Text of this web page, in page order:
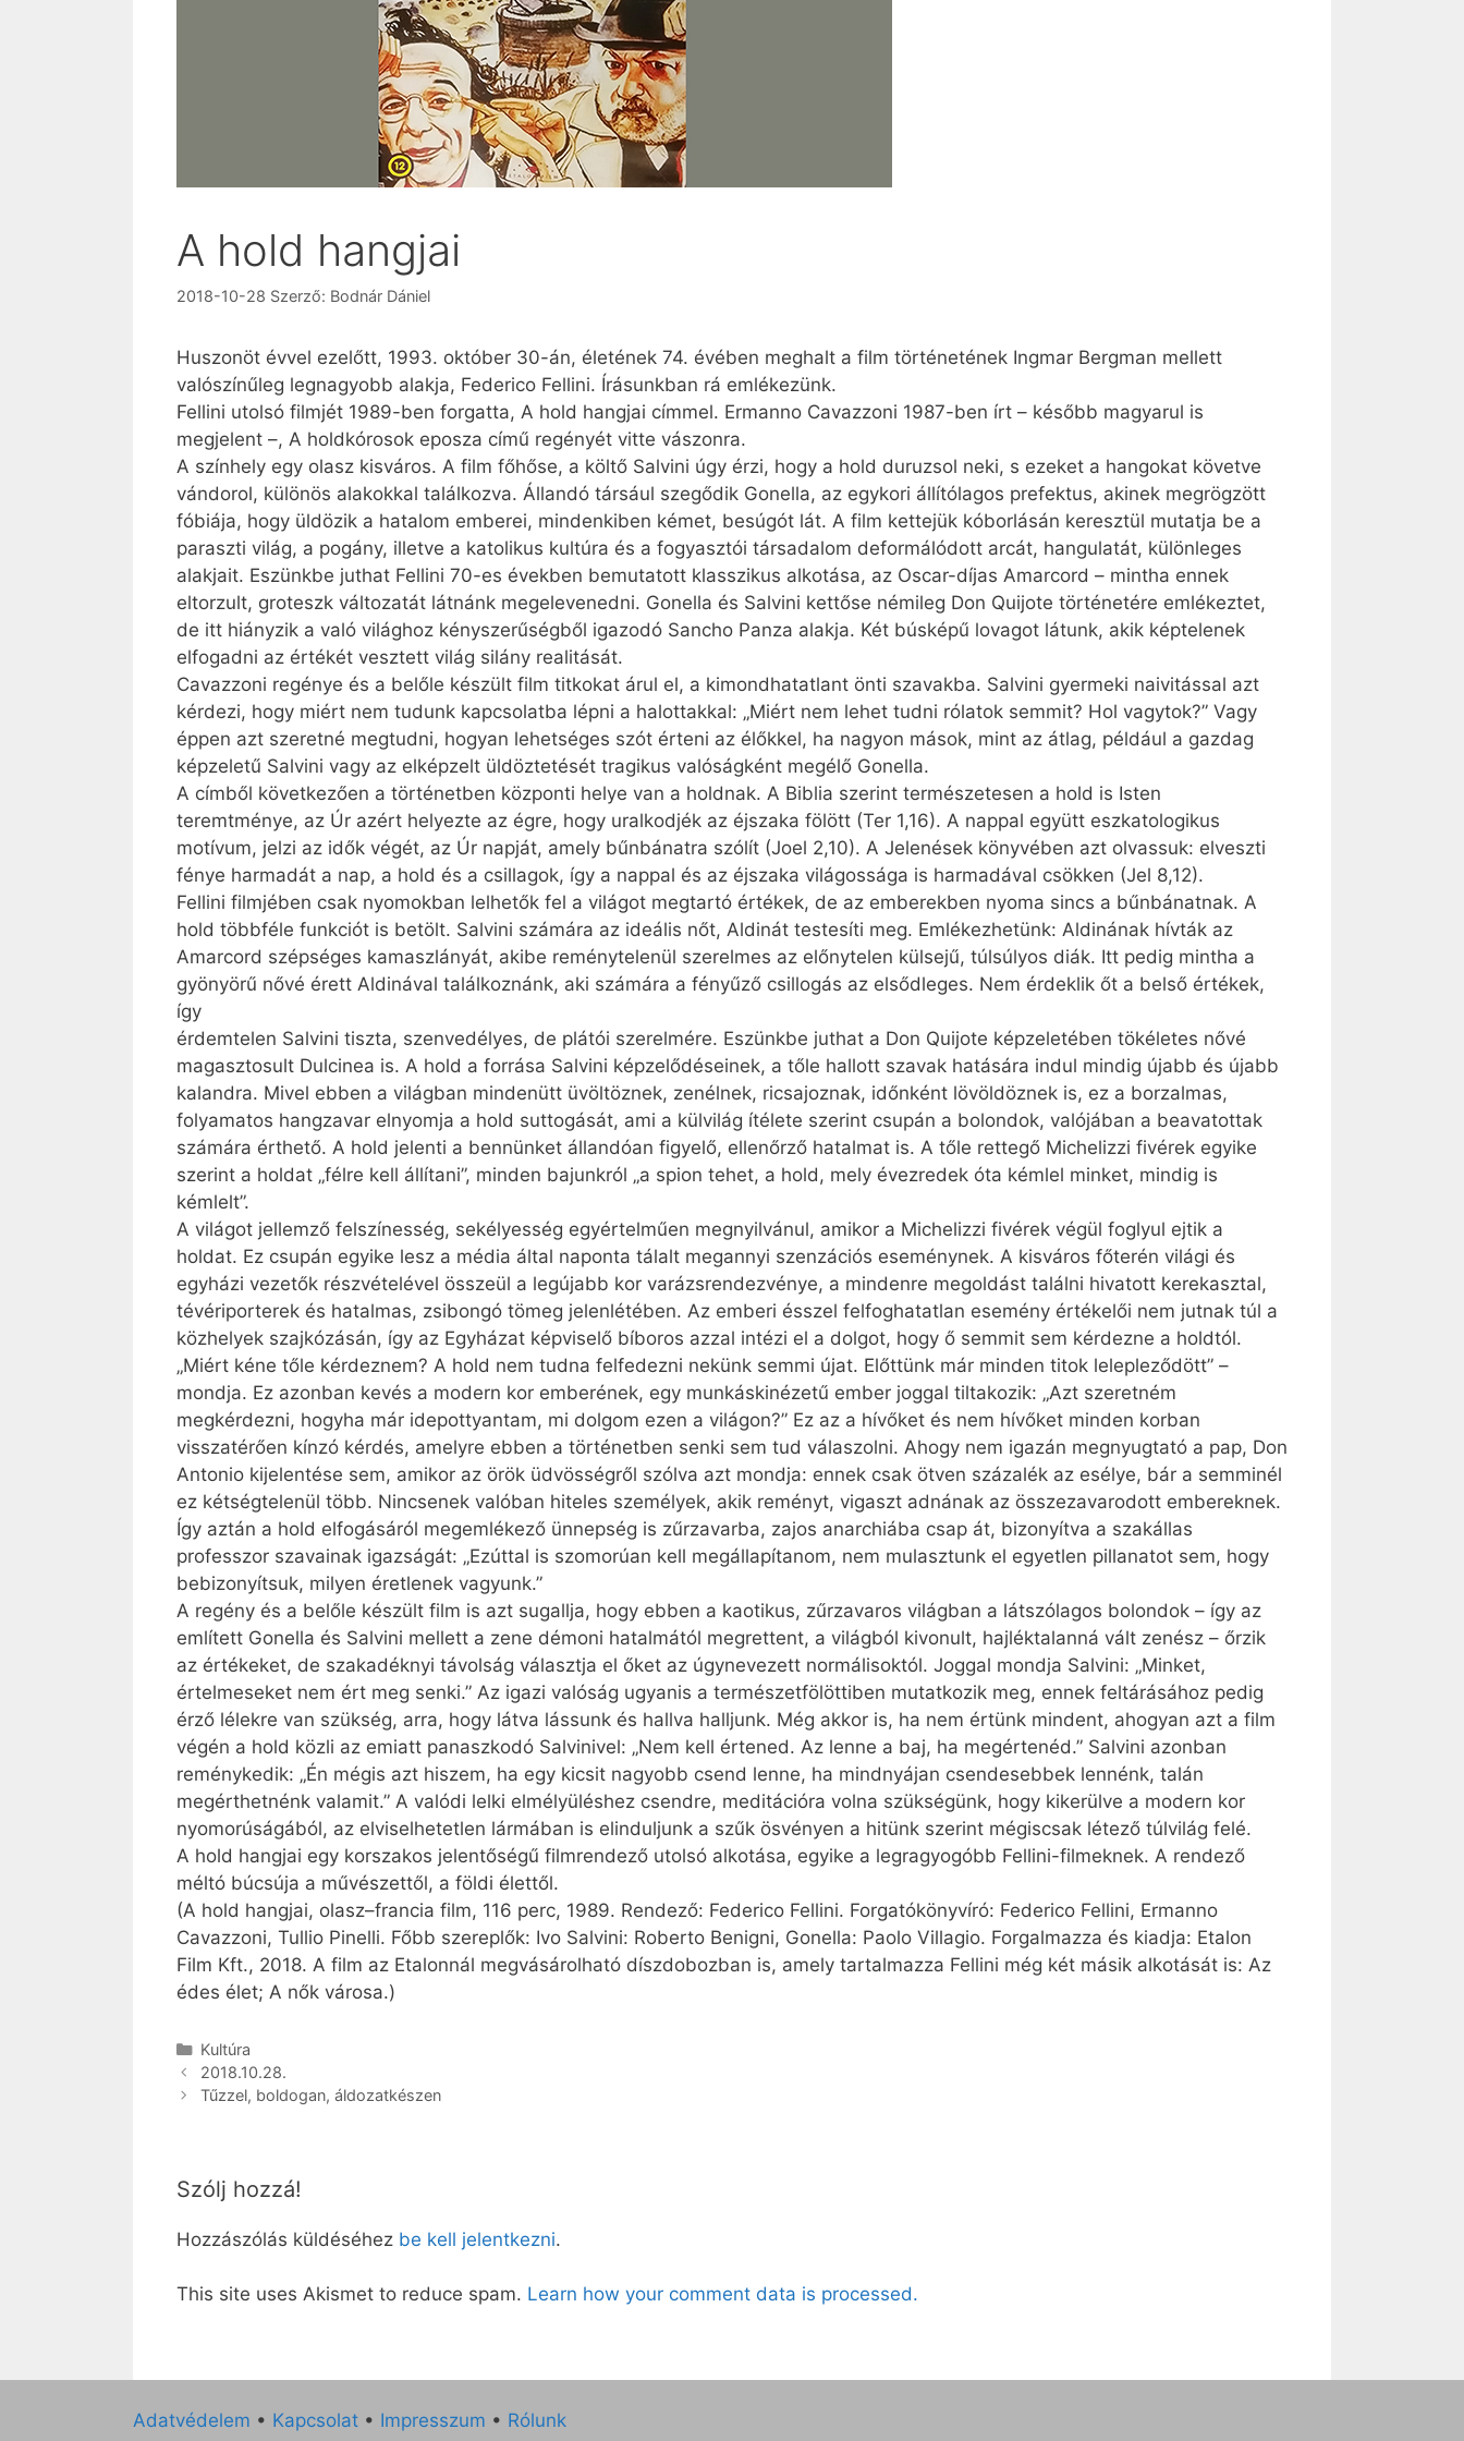
A hold hangjai
2018-10-28 Szerző: Bodnár Dániel
Huszonöt évvel ezelőtt, 1993. október 30-án, életének 74. évében meghalt a film történetének Ingmar Bergman mellett
valószínűleg legnagyobb alakja, Federico Fellini. Írásunkban rá emlékezünk.
Fellini utolsó filmjét 1989-ben forgatta, A hold hangjai címmel. Ermanno Cavazzoni 1987-ben írt – később magyarul is
megjelent –, A holdkórosok eposza című regényét vitte vászonra.
A színhely egy olasz kisváros. A film főhőse, a költő Salvini úgy érzi, hogy a hold duruzsol neki, s ezeket a hangokat követve
vándorol, különös alakokkal találkozva. Állandó társául szegődik Gonella, az egykori állítólagos prefektus, akinek megrögzött
fóbiája, hogy üldözik a hatalom emberei, mindenkiben kémet, besúgót lát. A film kettejük kóborlásán keresztül mutatja be a
paraszti világ, a pogány, illetve a katolikus kultúra és a fogyasztói társadalom deformálódott arcát, hangulatát, különleges
alakjait. Eszünkbe juthat Fellini 70-es években bemutatott klasszikus alkotása, az Oscar-díjas Amarcord – mintha ennek
eltorzult, groteszk változatát látnánk megelevenedni. Gonella és Salvini kettőse némileg Don Quijote történetére emlékeztet,
de itt hiányzik a való világhoz kényszerűségből igazodó Sancho Panza alakja. Két búsképű lovagot látunk, akik képtelenek
elfogadni az értékét vesztett világ silány realitását.
Cavazzoni regénye és a belőle készült film titkokat árul el, a kimondhatatlant önti szavakba. Salvini gyermeki naivitással azt
kérdezi, hogy miért nem tudunk kapcsolatba lépni a halottakkal: „Miért nem lehet tudni rólatok semmit? Hol vagytok?” Vagy
éppen azt szeretné megtudni, hogyan lehetséges szót érteni az élőkkel, ha nagyon mások, mint az átlag, például a gazdag
képzeletű Salvini vagy az elképzelt üldöztetését tragikus valóságként megélő Gonella.
A címből következően a történetben központi helye van a holdnak. A Biblia szerint természetesen a hold is Isten
teremtménye, az Úr azért helyezte az égre, hogy uralkodjék az éjszaka fölött (Ter 1,16). A nappal együtt eszkatologikus
motívum, jelzi az idők végét, az Úr napját, amely bűnbánatra szólít (Joel 2,10). A Jelenések könyvében azt olvassuk: elveszti
fénye harmadát a nap, a hold és a csillagok, így a nappal és az éjszaka világossága is harmadával csökken (Jel 8,12).
Fellini filmjében csak nyomokban lelhetők fel a világot megtartó értékek, de az emberekben nyoma sincs a bűnbánatnak. A
hold többféle funkciót is betölt. Salvini számára az ideális nőt, Aldinát testesíti meg. Emlékezhetünk: Aldinának hívták az
Amarcord szépséges kamaszlányát, akibe reménytelenül szerelmes az előnytelen külsejű, túlsúlyos diák. Itt pedig mintha a
gyönyörű nővé érett Aldinával találkoznánk, aki számára a fényűző csillogás az elsődleges. Nem érdeklik őt a belső értékek,
így
érdemtelen Salvini tiszta, szenvedélyes, de plátói szerelmére. Eszünkbe juthat a Don Quijote képzeletében tökéletes nővé
magasztosult Dulcinea is. A hold a forrása Salvini képzelődéseinek, a tőle hallott szavak hatására indul mindig újabb és újabb
kalandra. Mivel ebben a világban mindenütt üvöltöznek, zenélnek, ricsajoznak, időnként lövöldöznek is, ez a borzalmas,
folyamatos hangzavar elnyomja a hold suttogását, ami a külvilág ítélete szerint csupán a bolondok, valójában a beavatottak
számára érthető. A hold jelenti a bennünket állandóan figyelő, ellenőrző hatalmat is. A tőle rettegő Michelizzi fivérek egyike
szerint a holdat „félre kell állítani”, minden bajunkról „a spion tehet, a hold, mely évezredek óta kémlel minket, mindig is
kémlelt”.
A világot jellemző felszínesség, sekélyesség egyértelműen megnyilvánul, amikor a Michelizzi fivérek végül foglyul ejtik a
holdat. Ez csupán egyike lesz a média által naponta tálalt meg­annyi szenzációs eseménynek. A kisváros főterén világi és
egyházi vezetők részvételével összeül a legújabb kor varázsrendezvénye, a mindenre megoldást találni hivatott kerekasztal,
tévériporterek és hatalmas, zsibongó tömeg jelenlétében. Az emberi ésszel felfoghatatlan esemény értékelői nem jutnak túl a
közhelyek szajkózásán, így az Egyházat képviselő bíboros azzal intézi el a dolgot, hogy ő semmit sem kérdezne a holdtól.
„Miért kéne tőle kérdeznem? A hold nem tudna felfedezni nekünk semmi újat. Előttünk már minden titok lelepleződött” –
mondja. Ez azonban kevés a modern kor emberének, egy munkáskinézetű ember joggal tiltakozik: „Azt szeretném
megkérdezni, hogyha már idepottyantam, mi dolgom ezen a világon?” Ez az a hívőket és nem hívőket minden korban
visszatérően kínzó kérdés, amelyre ebben a történetben senki sem tud válaszolni. Ahogy nem igazán megnyugtató a pap, Don
Antonio kijelentése sem, amikor az örök üdvösségről szólva azt mondja: ennek csak ötven százalék az esélye, bár a semminél
ez kétségtelenül több. Nincsenek valóban hiteles személyek, akik reményt, vigaszt adnának az összezavarodott embereknek.
Így aztán a hold elfogásáról megemlékező ünnepség is zűrzavarba, zajos anarchiába csap át, bizonyítva a szakállas
professzor szavainak igazságát: „Ezúttal is szomorúan kell megállapítanom, nem mulasztunk el egyetlen pillanatot sem, hogy
bebizonyítsuk, milyen éretlenek vagyunk.”
A regény és a belőle készült film is azt sugallja, hogy ebben a kaotikus, zűrzavaros világban a látszólagos bolondok – így az
említett Gonella és Salvini mellett a zene démoni hatalmától megrettent, a világból kivonult, hajléktalanná vált zenész – őrzik
az értékeket, de szakadéknyi távolság választja el őket az úgynevezett normálisoktól. Joggal mondja Salvini: „Minket,
értelmeseket nem ért meg senki.” Az igazi valóság ugyanis a természetfölöttiben mutatkozik meg, ennek feltárásához pedig
érző lélekre van szükség, arra, hogy látva lássunk és hallva halljunk. Még akkor is, ha nem értünk mindent, ahogyan azt a film
végén a hold közli az emiatt panaszkodó Salvinivel: „Nem kell értened. Az lenne a baj, ha megértenéd.” Salvini azonban
reménykedik: „Én mégis azt hiszem, ha egy kicsit nagyobb csend lenne, ha mindnyájan csendesebbek lennénk, talán
megérthetnénk valamit.” A valódi lelki elmélyüléshez csendre, meditációra volna szükségünk, hogy kikerülve a modern kor
nyomorúságából, az elviselhetetlen lármában is elinduljunk a szűk ösvényen a hitünk szerint mégiscsak létező túlvilág felé.
A hold hangjai egy korszakos jelentőségű filmrendező utolsó alkotása, egyike a legragyogóbb Fellini-filmeknek. A rendező
méltó búcsúja a művészettől, a földi élettől.
(A hold hangjai, olasz–francia film, 116 perc, 1989. Rendező: Federico Fellini. Forgatókönyvíró: Federico Fellini, Ermanno
Cavazzoni, Tullio Pinelli. Főbb szereplők: Ivo Salvini: Roberto Benigni, Gonella: Paolo Villagio. Forgalmazza és kiadja: Etalon
Film Kft., 2018. A film az Etalonnál megvásárolható díszdobozban is, amely tartalmazza Fellini még két másik alkotását is: Az
édes élet; A nők városa.)
Kategória
Kultúra
2018.10.28.
Tűzzel, boldogan, áldozatkészen
Szólj hozzá!
Hozzászólás küldéséhez be kell jelentkezni.
This site uses Akismet to reduce spam. Learn how your comment data is processed.
Adatvédelem • Kapcsolat • Impresszum • Rólunk